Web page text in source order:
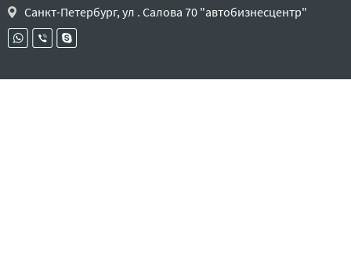
Санкт-Петербург, ул . Салова 70 "автобизнесцентр"